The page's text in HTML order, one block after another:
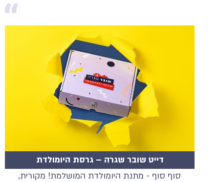
דייט שובר שגרה – גרסת היומולדת
סוף סוף - מתנת היומולדת המושלמת! מקורית,